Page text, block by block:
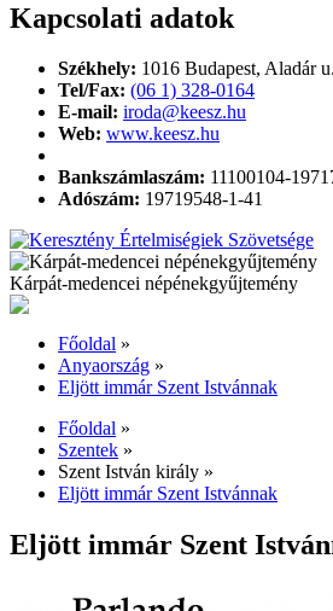
Kapcsolati adatok
Székhely: 1016 Budapest, Aladár
Tel/Fax: (06 1) 328-0164
E-mail: iroda@keesz.hu
Web: www.keesz.hu
Bankszámlaszám: 11100104-
Adószám: 19719548-1-41
Kárpát-medencei népénekgyűjtemény
Főoldal »
Anyaország »
Eljött immár Szent Istvánnak
Főoldal »
Szentek »
Szent István király »
Eljött immár Szent Istvánnak
Eljött immár Szent